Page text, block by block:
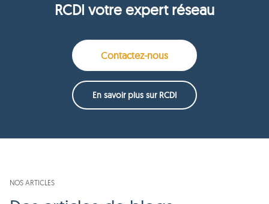
RCDI votre expert réseau
Contactez-nous
En savoir plus sur RCDI
NOS ARTICLES